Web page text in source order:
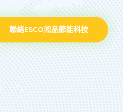
聯絡ESCO淞品節能科技